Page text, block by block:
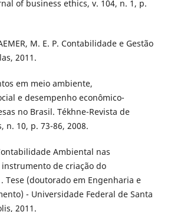
of business ethics, v. 104, n. 1, p.
M. E. P. Contabilidade e Gestão
2011.
em meio ambiente,
e desempenho econômico-
no Brasil. Tékhne-Revista de
n. 10, p. 73-86, 2008.
Ambiental nas
de criação do
Tese (doutorado em Engenharia e
- Universidade Federal de Santa
2011.